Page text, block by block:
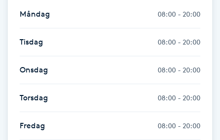
Herrklippning
Måndag 08:00 - 20:00
Tisdag 08:00 - 20:00
Onsdag 08:00 - 20:00
Torsdag 08:00 - 20:00
Fredag 08:00 - 20:00